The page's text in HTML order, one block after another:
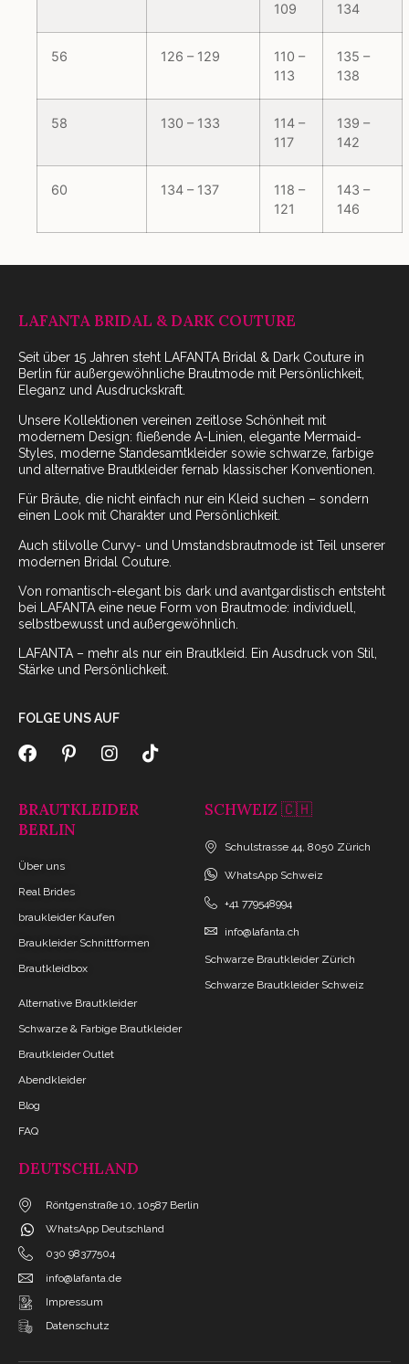
109
134
56 126 – 129
110 –
113
135 –
138
58 130 – 133
114 –
117
139 –
142
60 134 – 137
118 –
121
143 –
146
LAFANTA BRIDAL & DARK COUTURE
Seit über 15 Jahren steht LAFANTA Bridal & Dark Couture in
Berlin für außergewöhnliche Brautmode mit Persönlichkeit,
Eleganz und Ausdruckskraft.
Unsere Kollektionen vereinen zeitlose Schönheit mit
modernem Design: fließende A-Linien, elegante Mermaid-
Styles, moderne Standesamtkleider sowie schwarze, farbige
und alternative Brautkleider fernab klassischer Konventionen.
Für Bräute, die nicht einfach nur ein Kleid suchen – sondern
einen Look mit Charakter und Persönlichkeit.
Auch stilvolle Curvy- und Umstandsbrautmode ist Teil unserer
modernen Bridal Couture.
Von romantisch-elegant bis dark und avantgardistisch entsteht
bei LAFANTA eine neue Form von Brautmode: individuell,
selbstbewusst und außergewöhnlich.
LAFANTA – mehr als nur ein Brautkleid. Ein Ausdruck von Stil,
Stärke und Persönlichkeit.
FOLGE UNS AUF
BRAUTKLEIDER
BERLIN
Über uns
Real Brides
braukleider Kaufen
Braukleider Schnittformen
Brautkleidbox
Alternative Brautkleider
Schwarze & Farbige Brautkleider
Brautkleider Outlet
Abendkleider
Blog
FAQ
SCHWEIZ 🇨🇭
Schulstrasse 44, 8050 Zürich
WhatsApp Schweiz
+41 779548994
info@lafanta.ch
Schwarze Brautkleider Zürich
Schwarze Brautkleider Schweiz
DEUTSCHLAND
Röntgenstraße 10, 10587 Berlin
WhatsApp Deutschland
030 98377504
info@lafanta.de
Impressum
Datenschutz